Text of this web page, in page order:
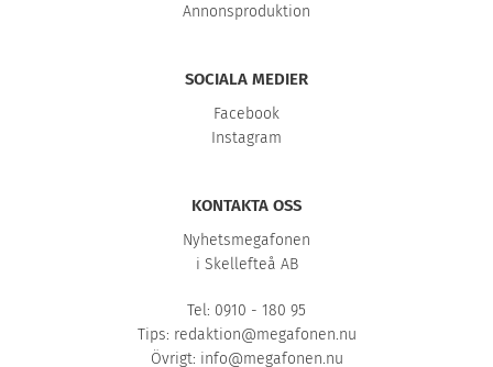
Annonsproduktion
SOCIALA MEDIER
Facebook
Instagram
KONTAKTA OSS
Nyhetsmegafonen
i Skellefteå AB
Tel: 0910 - 180 95
Tips: redaktion@megafonen.nu
Övrigt: info@megafonen.nu